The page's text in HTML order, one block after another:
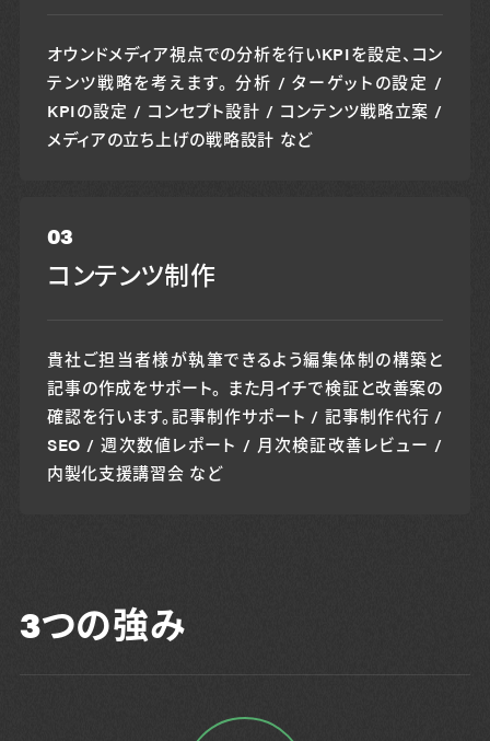
オウンドメディア視点での分析を行いKPIを設定、コン
テンツ戦略を考えます。 分析 / ターゲットの設定 /
KPIの設定 / コンセプト設計 / コンテンツ戦略立案 /
メディアの立ち上げの戦略設計 など
03
コンテンツ制作
貴社ご担当者様が執筆できるよう編集体制の構築と
記事の作成をサポート。 また月イチで検証と改善案の
確認を行います。記事制作サポート / 記事制作代行 /
SEO / 週次数値レポート / 月次検証改善レビュー /
内製化支援講習会 など
3つの強み